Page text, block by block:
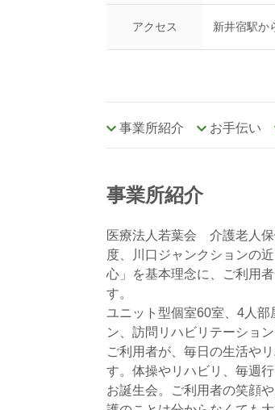
アクセス 新井宿駅か
事業所紹介 お手伝い
事業所紹介
医療法人若葉会 介護老人
度、川口ジャンクションの
心」を基本理念に、ご利用
す。
ユニット型個室60室、4人
ン、訪問リハビリテーション
ご利用者が、毎日の生活や
す。体操やリハビリ、毎週
お誕生会。ご利用者の笑顔